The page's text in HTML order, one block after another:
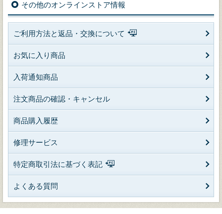
その他のオンラインストア情報
ご利用方法と返品・交換について
お気に入り商品
入荷通知商品
注文商品の確認・キャンセル
商品購入履歴
修理サービス
特定商取引法に基づく表記
よくある質問